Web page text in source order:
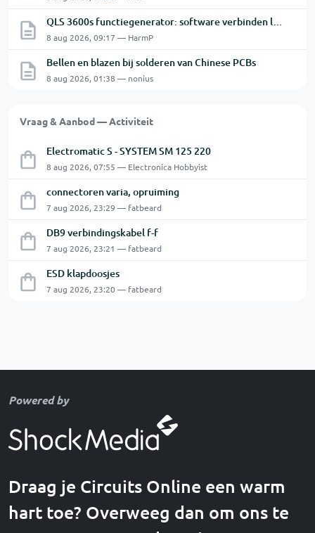
QLS 3600s functiegenerator: software verbinden lukt niet.
8 aug 2026, 09:17 — HarmP
Bellen en blazen bij solderen van Chinese PCBs
8 aug 2026, 01:38 — nonius
Vraag & Aanbod — Activiteit
Electromatic S - SYSTEM SM 125 220
8 aug 2026, 07:55 — Electronica Hobbyist
connectoren varia, opruiming
7 aug 2026, 23:29 — fatbeard
DB9 verbindingskabel f-f
7 aug 2026, 23:21 — fatbeard
ESD klapdoosjes
7 aug 2026, 23:20 — fatbeard
Powered by
Draag je Circuits Online een warm
hart toe? Overweeg dan om ons te